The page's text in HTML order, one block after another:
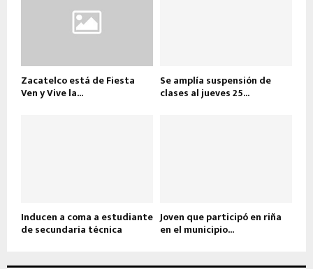
Zacatelco está de Fiesta
Ven y Vive la...
Se amplía suspensión de
clases al jueves 25...
Inducen a coma a estudiante
de secundaria técnica
Joven que participó en riña
en el municipio...